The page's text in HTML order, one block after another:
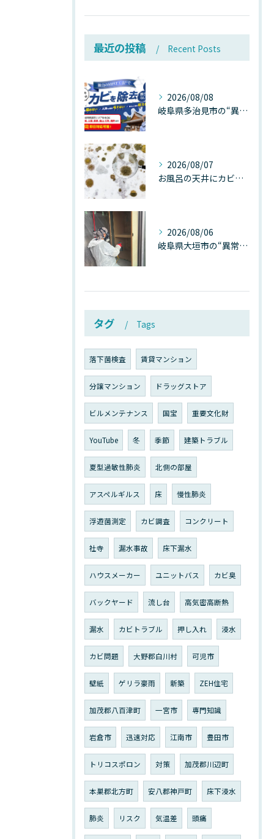
最近の投稿 Recent Posts
2026/08/08
岐阜県多治見市の“異常な高温”が建物内部を破壊する──深層カビが急増する危険な温度差の正体
2026/08/07
お風呂の天井にカビが生えたら要注意！2026年8月の猛暑・高湿度で急増する浴室カビの原因と正しい対策
2026/08/06
岐阜県大垣市の“異常に高い気温”が建物内部を腐らせる──深層カビが爆発的に増える本当の理由
タグ Tags
落下菌検査 賃貸マンション
分譲マンション ドラッグストア
ビルメンテナンス 国宝 重要文化財
YouTube 冬 季節 建築トラブル
夏型過敏性肺炎 北側の部屋
アスペルギルス 床 慢性肺炎
浮遊菌測定 カビ調査 コンクリート
社寺 漏水事故 床下漏水
ハウスメーカー ユニットバス カビ臭
バックヤード 流し台 高気密高断熱
漏水 カビトラブル 押し入れ 浸水
カビ問題 大野郡白川村 可児市
壁紙 ゲリラ豪雨 新築 ZEH住宅
加茂郡八百津町 一宮市 専門知識
岩倉市 迅速対応 江南市 豊田市
トリコスポロン 対策 加茂郡川辺町
本巣郡北方町 安八郡神戸町 床下浸水
肺炎 リスク 気温差 頭痛